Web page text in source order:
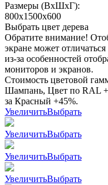
Размеры (ВхШхГ):
800x1500x600
Выбрать цвет дерева
Обратите внимание!
экране может
из-за особенностей
мониторов и экранов.
Стоимость цветовой
Шампань, Цвет по RAL
за Красный +45%.
УвеличитьВыбрать
УвеличитьВыбрать
УвеличитьВыбрать
УвеличитьВыбрать